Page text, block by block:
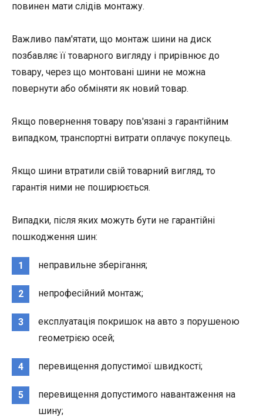
повинен мати слідів монтажу.
Важливо пам'ятати, що монтаж шини на диск
позбавляє її товарного вигляду і прирівнює до
товару, через що монтовані шини не можна
повернути або обміняти як новий товар.
Якщо повернення товару пов'язані з гарантійним
випадком, транспортні витрати оплачує покупець.
Якщо шини втратили свій товарний вигляд, то
гарантія ними не поширюється.
Випадки, після яких можуть бути не гарантійні
пошкодження шин:
1 неправильне зберігання;
2 непрофесійний монтаж;
3
експлуатація покришок на авто з порушеною
геометрією осей;
4 перевищення допустимої швидкості;
5
перевищення допустимого навантаження на
шину;